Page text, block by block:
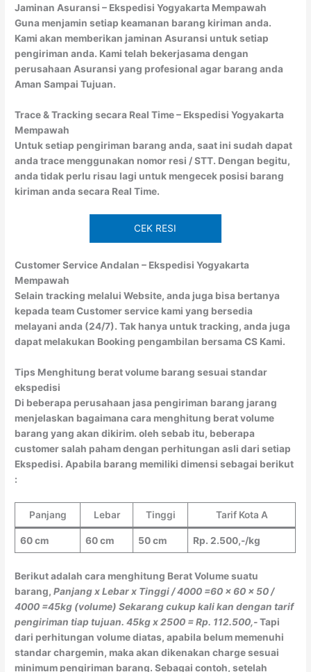
Jaminan Asuransi – Ekspedisi Yogyakarta Mempawah
Guna menjamin setiap keamanan barang kiriman anda.
Kami akan memberikan jaminan Asuransi untuk setiap
pengiriman anda. Kami telah bekerjasama dengan
perusahaan Asuransi yang profesional agar barang anda
Aman Sampai Tujuan.
Trace & Tracking secara Real Time – Ekspedisi Yogyakarta
Mempawah
Untuk setiap pengiriman barang anda, saat ini sudah dapat
anda trace menggunakan nomor resi / STT. Dengan begitu,
anda tidak perlu risau lagi untuk mengecek posisi barang
kiriman anda secara Real Time.
CEK RESI
Customer Service Andalan – Ekspedisi Yogyakarta
Mempawah
Selain tracking melalui Website, anda juga bisa bertanya
kepada team Customer service kami yang bersedia
melayani anda (24/7). Tak hanya untuk tracking, anda juga
dapat melakukan Booking pengambilan bersama CS Kami.
Tips Menghitung berat volume barang sesuai standar
ekspedisi
Di beberapa perusahaan jasa pengiriman barang jarang
menjelaskan bagaimana cara menghitung berat volume
barang yang akan dikirim. oleh sebab itu, beberapa
customer salah paham dengan perhitungan asli dari setiap
Ekspedisi. Apabila barang memiliki dimensi sebagai berikut
:
Panjang Lebar Tinggi Tarif Kota A
60 cm 60 cm 50 cm Rp. 2.500,-/kg
Berikut adalah cara menghitung Berat Volume suatu
barang,Panjang x Lebar x Tinggi / 4000 =60 x 60 x 50 /
4000 =45kg (volume) Sekarang cukup kali kan dengan tarif
pengiriman tiap tujuan. 45kg x 2500 = Rp. 112.500,-Tapi
dari perhitungan volume diatas, apabila belum memenuhi
standar chargemin, maka akan dikenakan charge sesuai
minimum pengiriman barang. Sebagai contoh, setelah